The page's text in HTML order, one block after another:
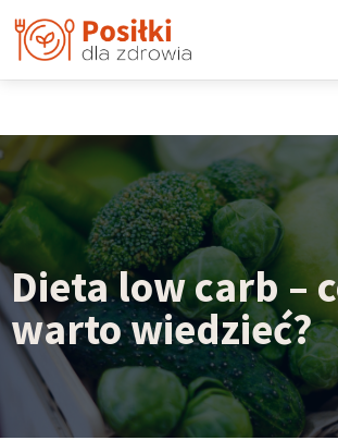
Dieta low carb –
warto wiedzieć?